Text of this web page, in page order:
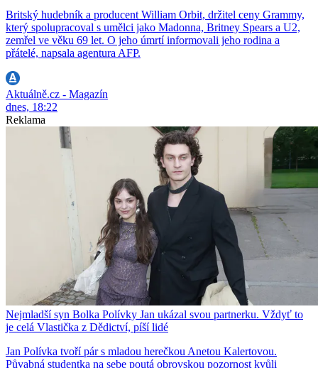
Britský hudebník a producent William Orbit, držitel ceny Grammy,
který spolupracoval s umělci jako Madonna, Britney Spears a U2,
zemřel ve věku 69 let. O jeho úmrtí informovali jeho rodina a
přátelé, napsala agentura AFP.
Aktuálně.cz - Magazín
dnes, 18:22
Reklama
Nejmladší syn Bolka Polívky Jan ukázal svou partnerku. Vždyť to
je celá Vlastička z Dědictví, píší lidé
Jan Polívka tvoří pár s mladou herečkou Anetou Kalertovou.
Půvabná studentka na sebe poutá obrovskou pozornost kvůli